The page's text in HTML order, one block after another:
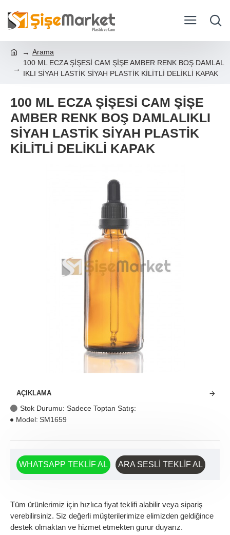
Arama
100 ML ECZA ŞİŞESİ CAM ŞİŞE AMBER RENK BOŞ DAMLAL
IKLI SİYAH LASTİK SİYAH PLASTİK KİLİTLİ DELİKLİ KAPAK
100 ML ECZA ŞİŞESİ CAM ŞİŞE
AMBER RENK BOŞ DAMLALIKLI
SİYAH LASTİK SİYAH PLASTİK
KİLİTLİ DELİKLİ KAPAK
AÇIKLAMA
Stok Durumu: Sadece Toptan Satış:
Model: SM1659
WHATSAPP TEKLIF AL ARA SESLI TEKLIF AL
Tüm ürünlerimiz için hızlıca fiyat teklifi alabilir veya sipariş
verebilirsiniz. Siz değerli müşterilerimize elimizden geldiğince
destek olmaktan ve hizmet etmekten gurur duyarız.